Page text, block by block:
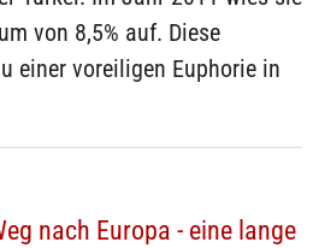
von 8,5% auf. Diese
einer voreiligen Euphorie in
nach Europa - eine lange